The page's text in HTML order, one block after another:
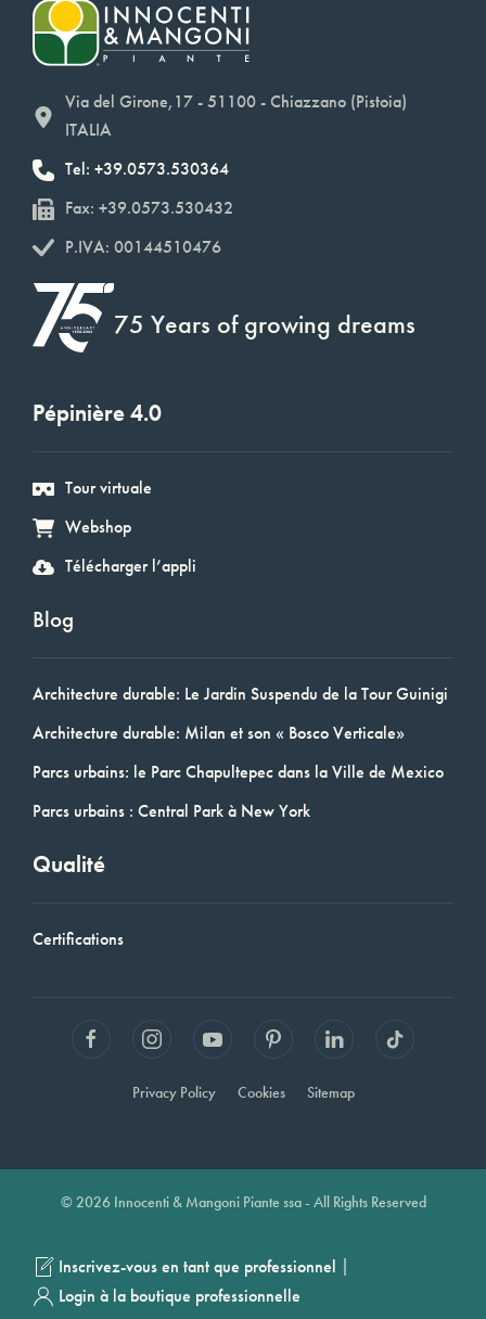
Via del Girone,17 - 51100 - Chiazzano (Pistoia)
ITALIA
Tel: +39.0573.530364
Fax: +39.0573.530432
P.IVA: 00144510476
75 Years of growing dreams
Pépinière 4.0
Tour virtuale
Webshop
Télécharger l’appli
Blog
Architecture durable: Le Jardin Suspendu de la Tour Guinigi
Architecture durable: Milan et son « Bosco Verticale»
Parcs urbains: le Parc Chapultepec dans la Ville de Mexico
Parcs urbains : Central Park à New York
Qualité
Certifications
Privacy Policy Cookies Sitemap
© 2026 Innocenti & Mangoni Piante ssa - All Rights Reserved
Inscrivez-vous en tant que professionnel |
Login à la boutique professionnelle